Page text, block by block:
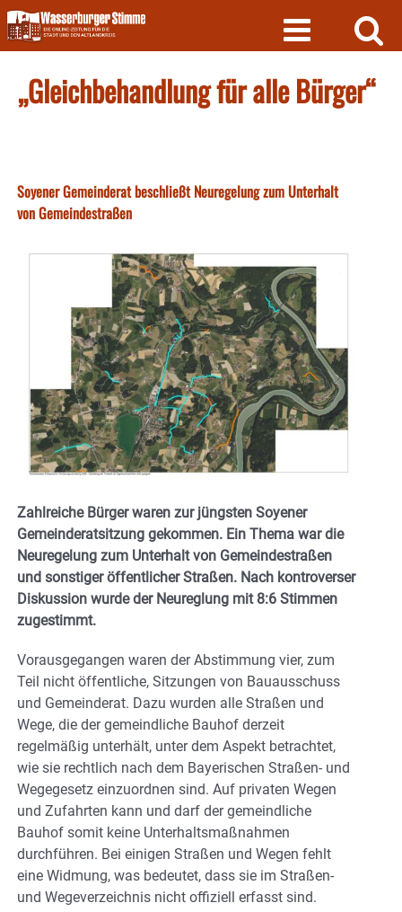
Skip
to
content
„Gleichbehandlung für alle Bürger“
Soyener Gemeinderat beschließt Neuregelung zum Unterhalt
von Gemeindestraßen
Zahlreiche Bürger waren zur jüngsten Soyener
Gemeinderatsitzung gekommen. Ein Thema war die
Neuregelung zum Unterhalt von Gemeindestraßen
und sonstiger öffentlicher Straßen. Nach kontroverser
Diskussion wurde der Neureglung mit 8:6 Stimmen
zugestimmt.
Vorausgegangen waren der Abstimmung vier, zum
Teil nicht öffentliche, Sitzungen von Bauausschuss
und Gemeinderat. Dazu wurden alle Straßen und
Wege, die der gemeindliche Bauhof derzeit
regelmäßig unterhält, unter dem Aspekt betrachtet,
wie sie rechtlich nach dem Bayerischen Straßen- und
Wegegesetz einzuordnen sind. Auf privaten Wegen
und Zufahrten kann und darf der gemeindliche
Bauhof somit keine Unterhaltsmaßnahmen
durchführen. Bei einigen Straßen und Wegen fehlt
eine Widmung, was bedeutet, dass sie im Straßen-
und Wegeverzeichnis nicht offiziell erfasst sind.